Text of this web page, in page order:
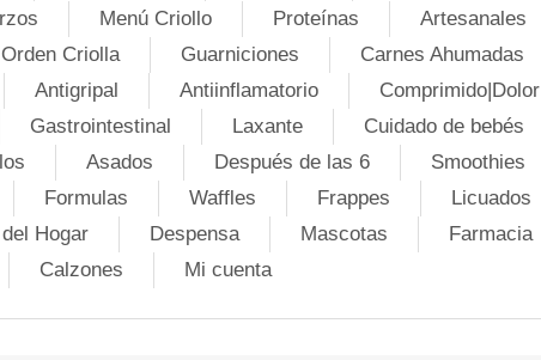
Menú Criollo Proteínas
Artesanales
Orden Criolla Guarniciones
Carnes Ahumadas
Antigripal Antiinflamatorio
Comprimido|Dolor
Gastrointestinal Laxante
Cuidado de bebés
Asados Después de las 6
Smoothies
Formulas Waffles Frappes
Licuados
Hogar Despensa Mascotas
Farmacia
Calzones Mi cuenta